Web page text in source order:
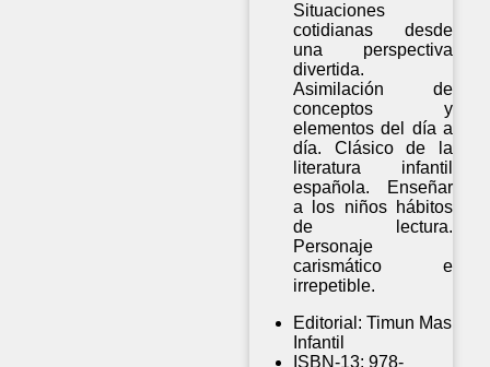
Situaciones
cotidianas desde
una perspectiva
divertida.
Asimilación de
conceptos y
elementos del día a
día. Clásico de la
literatura infantil
española. Enseñar
a los niños hábitos
de lectura.
Personaje
carismático e
irrepetible.
Editorial: Timun Mas
Infantil
ISBN-13: 978-